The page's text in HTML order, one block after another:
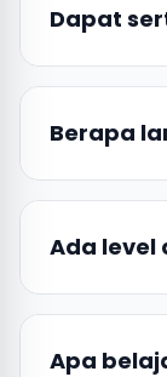
Dapat
Berapa
Ada level
Apa